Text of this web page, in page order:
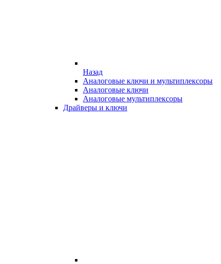
Назад
Аналоговые ключи и мультиплексоры
Аналоговые ключи
Аналоговые мультиплексоры
Драйверы и ключи